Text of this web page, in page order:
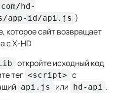
hd-
app-id/api.js )
которое сайт возвращает
с X-HD
откройте исходный код
тег <script> с
api.js или hd-api .